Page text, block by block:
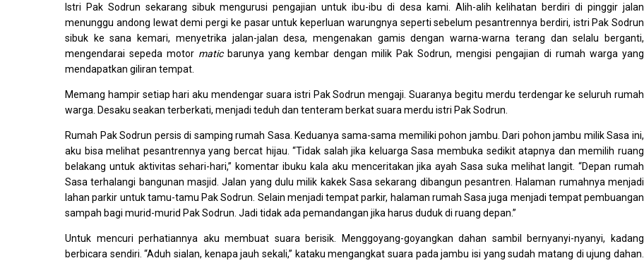
Istri Pak Sodrun sekarang sibuk mengurusi pengajian untuk ibu-ibu di desa kami. Alih-alih kelihatan berdiri di pinggir jalan
menunggu andong lewat demi pergi ke pasar untuk keperluan warungnya seperti sebelum pesantrennya berdiri, istri Pak Sodrun
sibuk ke sana kemari, menyetrika jalan-jalan desa, mengenakan gamis dengan warna-warna terang dan selalu berganti,
mengendarai sepeda motor maticbarunya yang kembar dengan milik Pak Sodrun, mengisi pengajian di rumah warga yang
mendapatkan giliran tempat.
Memang hampir setiap hari aku mendengar suara istri Pak Sodrun mengaji. Suaranya begitu merdu terdengar ke seluruh rumah
warga. Desaku seakan terberkati, menjadi teduh dan tenteram berkat suara merdu istri Pak Sodrun.
Rumah Pak Sodrun persis di samping rumah Sasa. Keduanya sama-sama memiliki pohon jambu. Dari pohon jambu milik Sasa ini,
aku bisa melihat pesantrennya yang bercat hijau. “Tidak salah jika keluarga Sasa membuka sedikit atapnya dan memilih ruang
belakang untuk aktivitas sehari-hari,” komentar ibuku kala aku menceritakan jika ayah Sasa suka melihat langit. “Depan rumah
Sasa terhalangi bangunan masjid. Jalan yang dulu milik kakek Sasa sekarang dibangun pesantren. Halaman rumahnya menjadi
lahan parkir untuk tamu-tamu Pak Sodrun. Selain menjadi tempat parkir, halaman rumah Sasa juga menjadi tempat pembuangan
sampah bagi murid-murid Pak Sodrun. Jadi tidak ada pemandangan jika harus duduk di ruang depan.”
Untuk mencuri perhatiannya aku membuat suara berisik. Menggoyang-goyangkan dahan sambil bernyanyi-nyanyi, kadang
berbicara sendiri. “Aduh sialan, kenapa jauh sekali,” kataku mengangkat suara pada jambu isi yang sudah matang di ujung dahan.